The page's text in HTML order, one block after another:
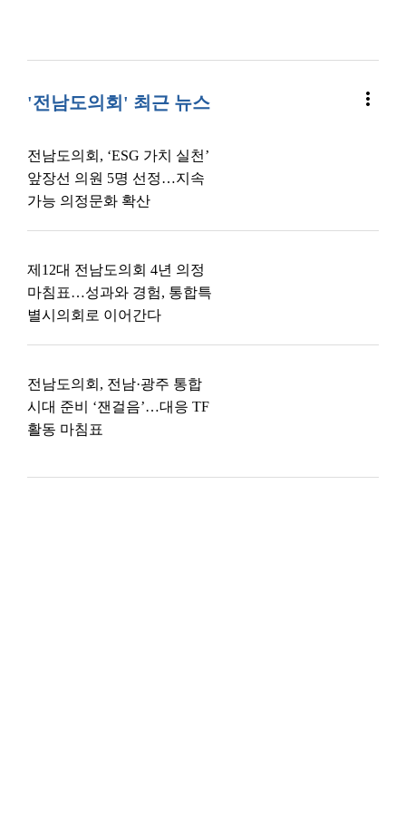
'전남도의회' 최근 뉴스 more_vert
전남도의회, ‘ESG 가치 실천’
앞장선 의원 5명 선정…지속
가능 의정문화 확산
제12대 전남도의회 4년 의정
마침표…성과와 경험, 통합특
별시의회로 이어간다
전남도의회, 전남·광주 통합
시대 준비 ‘잰걸음’…대응 TF
활동 마침표